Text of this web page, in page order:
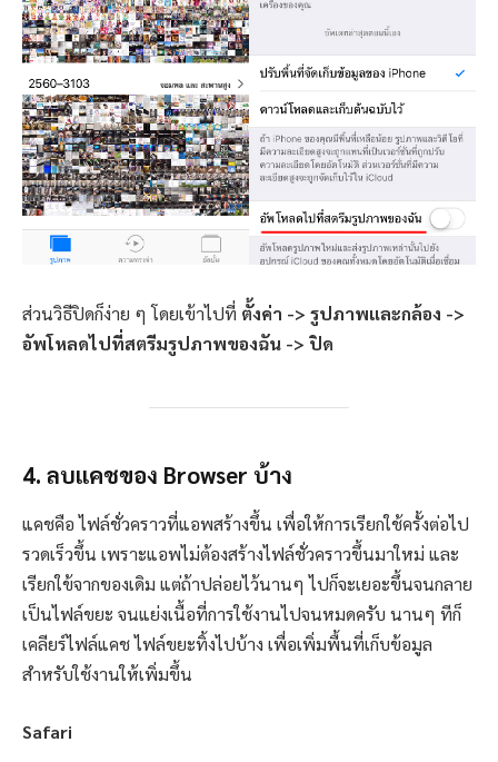
ส่วนวิธีปิดก็ง่าย ๆ โดยเข้าไปที่ ตั้งค่า -> รูปภาพและกล้อง ->
อัพโหลดไปที่สตรีมรูปภาพของฉัน -> ปิด
4. ลบแคชของ Browser บ้าง
แคชคือ ไฟล์ชั่วคราวที่แอพสร้างขึ้น เพื่อให้การเรียกใช้ครั้งต่อไป
รวดเร็วขึ้น เพราะแอพไม่ต้องสร้างไฟล์ชั่วคราวขึ้นมาใหม่ และ
เรียกใข้จากของเดิม แต่ถ้าปล่อยไว้นานๆ ไปก็จะเยอะขึ้นจนกลาย
เป็นไฟล์ขยะ จนแย่งเนื้อที่การใช้งานไปจนหมดครับ นานๆ ทีก็
เคลียร์ไฟล์แคช ไฟล์ขยะทิ้งไปบ้าง เพื่อเพิ่มพื้นที่เก็บข้อมูล
สำหรับใช้งานให้เพิ่มขึ้น
Safari